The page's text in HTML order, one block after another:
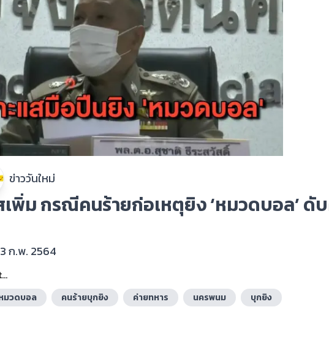
ข่าววันใหม่
เพิ่ม กรณีคนร้ายก่อเหตุยิง ‘หมวดบอล’ ดั
ก.พ. 2564
มวดบอล คนร้ายบุกยิง ค่ายทหาร นครพนม บุกยิง